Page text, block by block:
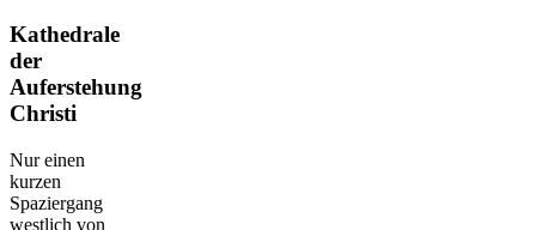
Kathedrale
der
Auferstehung
Christi
Nur einen
kurzen
Spaziergang
westlich von